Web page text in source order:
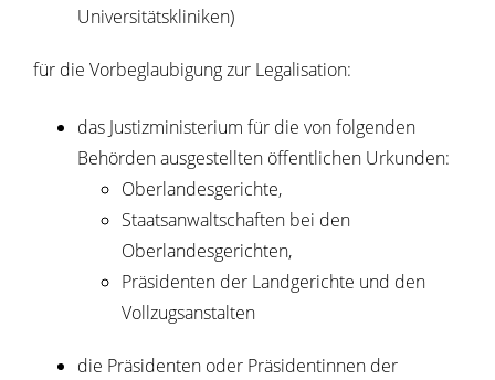
Universitätskliniken)
für die Vorbeglaubigung zur Legalisation:
das Justizministerium für die von folgenden
Behörden ausgestellten öffentlichen Urkunden:
Oberlandesgerichte,
Staatsanwaltschaften bei den
Oberlandesgerichten,
Präsidenten der Landgerichte und den
Vollzugsanstalten
die Präsidenten oder Präsidentinnen der